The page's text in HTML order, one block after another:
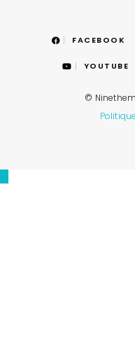
FACEBOOK
YOUTUBE
©